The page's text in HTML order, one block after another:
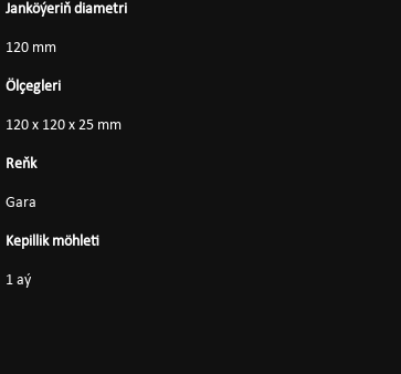
Janköýeriň diametri
120 mm
Ölçegleri
120 x 120 x 25 mm
Reňk
Gara
Kepillik möhleti
1 aý